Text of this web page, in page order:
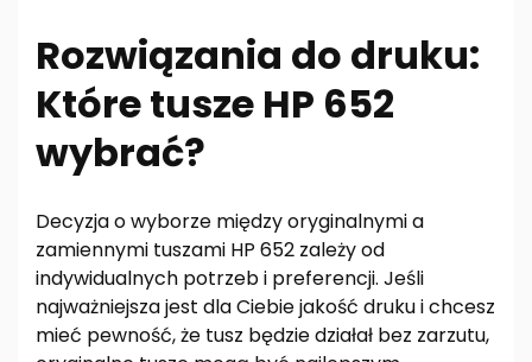
Rozwiązania do druku:
Które tusze HP 652
wybrać?
Decyzja o wyborze między oryginalnymi a
zamiennymi tuszami HP 652 zależy od
indywidualnych potrzeb i preferencji. Jeśli
najważniejsza jest dla Ciebie jakość druku i chcesz
mieć pewność, że tusz będzie działał bez zarzutu,